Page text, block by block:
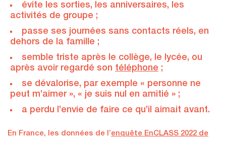
évite les sorties, les anniversaires, les
activités de groupe ;
passe ses journées sans contacts réels, en
dehors de la famille ;
semble triste après le collège, le lycée, ou
après avoir regardé son téléphone ;
se dévalorise, par exemple « personne ne
peut m’aimer », « je suis nul en amitié » ;
a perdu l’envie de faire ce qu’il aimait avant.
En France, les données de l’enquête EnCLASS 2022 de